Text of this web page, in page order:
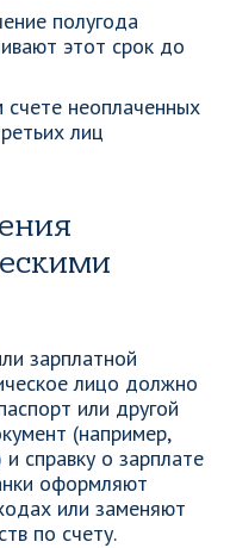
полугода
этот срок до
счете неоплаченных
лиц
зарплатной
лицо должно
или другой
(например,
справку о зарплате
оформляют
или заменяют
по счету.